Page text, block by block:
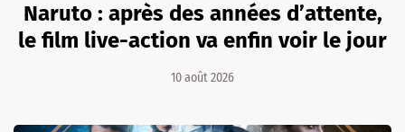
Naruto : après des années d’attente,
le film live-action va enfin voir le jour
10 août 2026